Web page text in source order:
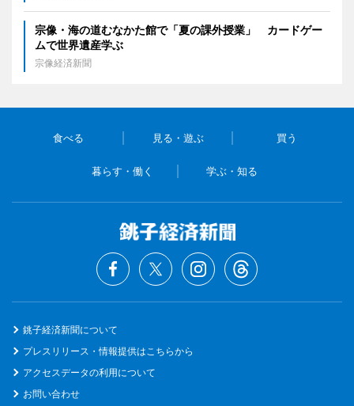
宗像・海の道むなかた館で「夏の課外授業」 カードゲー
ムで世界遺産学ぶ
宗像経済新聞
食べる 見る・遊ぶ 買う
暮らす・働く 学ぶ・知る
銚子経済新聞について
プレスリリース・情報提供はこちらから
アクセスデータの利用について
お問い合わせ